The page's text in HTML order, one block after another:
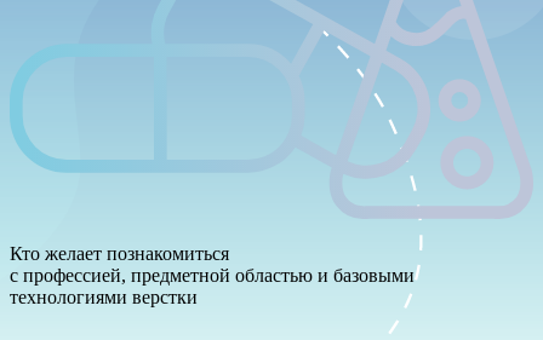
Кто желает познакомиться
с профессией, предметной областью и базовыми
технологиями верстки